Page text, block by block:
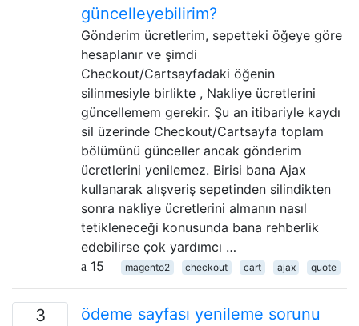
güncelleyebilirim?
Gönderim ücretlerim, sepetteki öğeye göre
hesaplanır ve şimdi
Checkout/Cartsayfadaki öğenin
silinmesiyle birlikte , Nakliye ücretlerini
güncellemem gerekir. Şu an itibariyle kaydı
sil üzerinde Checkout/Cartsayfa toplam
bölümünü günceller ancak gönderim
ücretlerini yenilemez. Birisi bana Ajax
kullanarak alışveriş sepetinden silindikten
sonra nakliye ücretlerini almanın nasıl
tetikleneceği konusunda bana rehberlik
edebilirse çok yardımcı …
15
magento2 checkout cart ajax quote
3 ödeme sayfası yenileme sorunu